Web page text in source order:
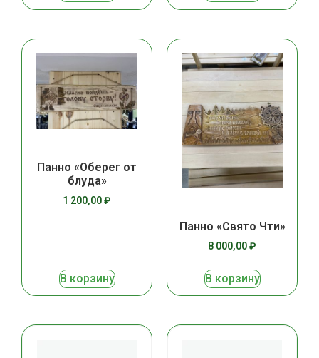
Панно «Оберег от
блуда»
1 200,00₽
В корзину
Панно «Свято Чти»
8 000,00₽
В корзину